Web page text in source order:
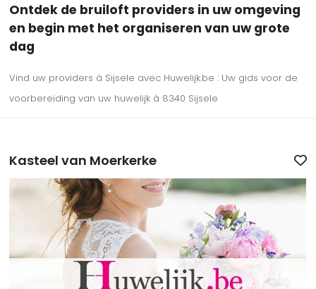
Ontdek de bruiloft providers in uw omgeving
en begin met het organiseren van uw grote
dag
Vind uw providers à Sijsele avec Huwelijk.be : Uw gids voor de
voorbereiding van uw huwelijk à 8340 Sijsele
Kasteel van Moerkerke